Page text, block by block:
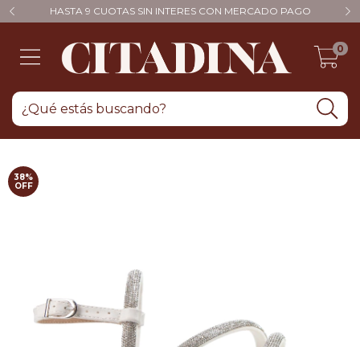
HASTA 9 CUOTAS SIN INTERES CON MERCADO PAGO
0
38%
OFF